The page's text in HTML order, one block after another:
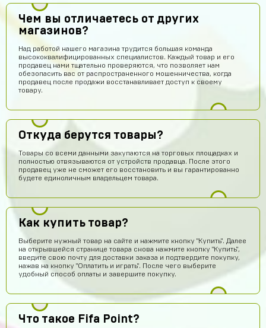
Чем вы отличаетесь от других
магазинов?
Над работой нашего магазина трудится большая команда
высококвалифицированных специалистов. Каждый товар и его
продавец нами тщательно проверяются, что позволяет нам
обезопасить вас от распространенного мошенничества, когда
продавец после продажи восстанавливает доступ к своему
товару.
Откуда берутся товары?
Товары со всеми данными закупаются на торговых площадках и
полностью отвязываются от устройств продавца. После этого
продавец уже не сможет его восстановить и вы гарантированно
будете единоличным владельцем товара.
Как купить товар?
Выберите нужный товар на сайте и нажмите кнопку "Купить". Далее
на открывшейся странице товара снова нажмите кнопку "Купить",
введите свою почту для доставки заказа и подтвердите покупку,
нажав на кнопку "Оплатить и играть". После чего выберите
удобный способ оплаты и завершите покупку.
Что такое Fifa Point?
HB
Hesen Baqiri
Хороший сайт